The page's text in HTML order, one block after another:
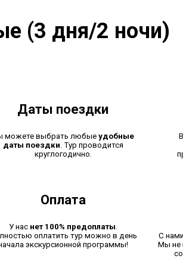
(3 дня/2 ночи)
Даты поездки
можете выбрать любыеудобные
даты поездки. Тур проводится
круглогодично.
Оплата
У нас нет 100% предоплаты
оплатить тур можно в день
экскурсионной программы!
С
Мы не